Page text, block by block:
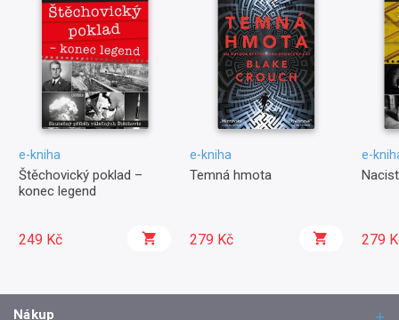
e-kniha
Štěchovický poklad –
konec legend
249 Kč
e-kniha
Temná hmota
279 Kč
e-
279
Nákup